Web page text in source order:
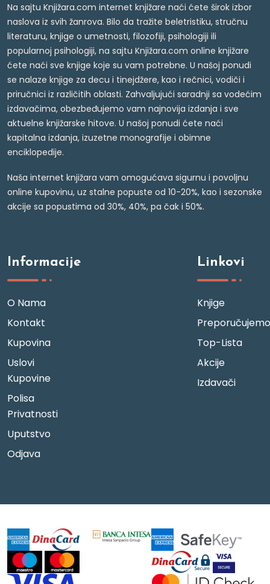
Na sajtu Knjižara.com internet knjižare naći ćete širok izbor
naslova iz svih žanrova. Bilo da tražite beletristiku, stručnu
literaturu, knjige o umetnosti, filozofiji, psihologiji ili
popularnoj psihologiji, na sajtu Knjižara.com online knjižare
ćete naći sve knjige koje su vam potrebne. U našoj ponudi
se nalaze knjige za decu i tinejdžere, kao i rečnici, vodiči i
priručnici iz različitih oblasti. Zahvaljujući saradnji sa vodećim
izdavačima, obezbeđujemo vam najnovija izdanja i sve
aktuelne knjižarske hitove. U našoj ponudi ćete naći
kapitalna izdanja, izuzetne monografije i obimne
enciklopedije.
Naša internet knjižara vam omogućava sigurnu i povoljnu
online kupovinu, uz stalne popuste od 10-20%, kao i sezonske
akcije sa popustima od 30%, 40%, pa čak i 50%.
Informacije
O Nama
Kontakt
Kupovina
Uslovi
Kupovine
Polisa
Privatnosti
Uputstvo
Odjava
Linkovi
Knjige
Preporučujemo
Top-Lista
Akcije
Izdavači